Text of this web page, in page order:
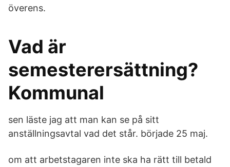
överens.
Vad är
semesterersättning?
Kommunal
sen läste jag att man kan se på sitt
anställningsavtal vad det står. började 25 maj.
om att arbetstagaren inte ska ha rätt till betald